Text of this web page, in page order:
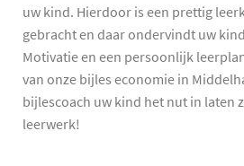
uw kind. Hierdoor is een prettig
gebracht en daar ondervindt uw
Motivatie en een persoonlijk
van onze bijles economie in
bijlescoach uw kind het nut in laten
leerwerk!